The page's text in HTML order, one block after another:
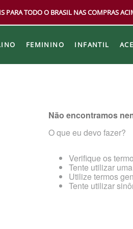
PARA TODO O BRASIL NAS COMPRAS
FEMININO INFANTIL
Não encontramos
O que eu devo fazer?
Verifique os
Tente utilizar
Utilize termos
Tente utilizar